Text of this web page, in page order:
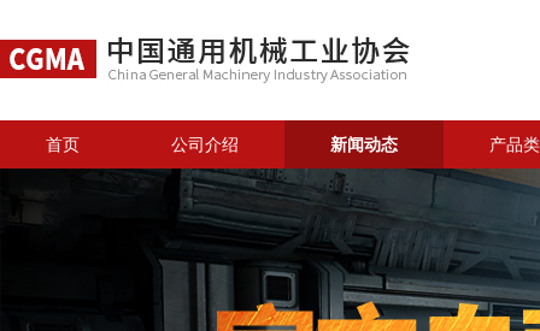
首页 公司介绍 新闻动态 产品